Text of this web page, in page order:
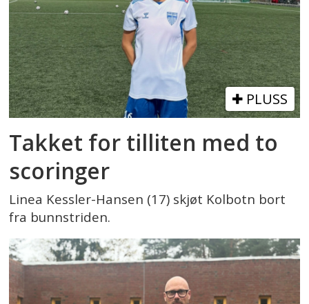
PLUSS
Takket for tilliten med to
scoringer
Linea Kessler-Hansen (17) skjøt Kolbotn bort
fra bunnstriden.